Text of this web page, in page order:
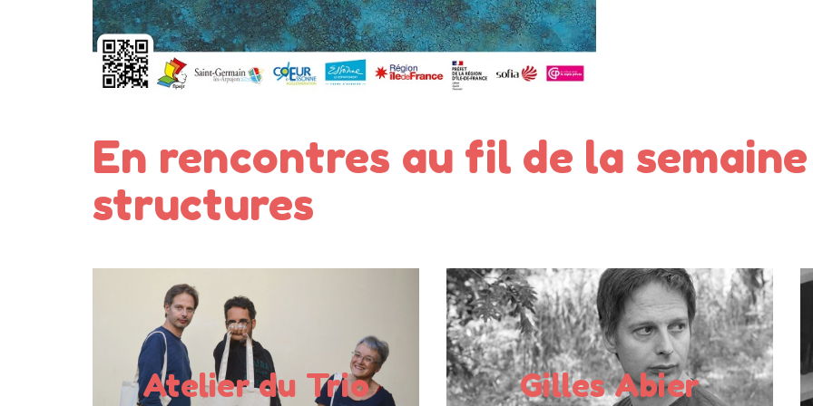
En rencontres au fil de la
structures
Atelier du Trio
Auteur.rice.s
Publics en rencontre : Gilles Abier
Auteur
Publics en rencontre :